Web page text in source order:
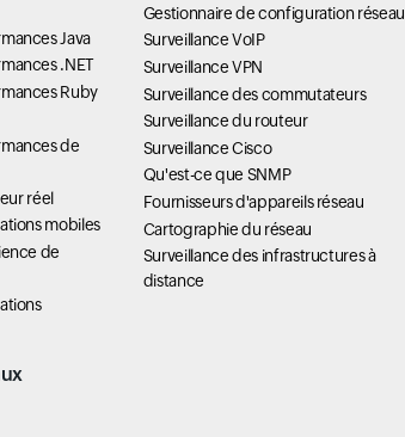
Java
.NET
Ruby
de
réel
mobiles
de
Gestionnaire de configuration réseau
Surveillance VoIP
Surveillance VPN
Surveillance des commutateurs
Surveillance du routeur
Surveillance Cisco
Qu'est-ce que SNMP
Fournisseurs d'appareils réseau
Cartographie du réseau
Surveillance des infrastructures à
distance